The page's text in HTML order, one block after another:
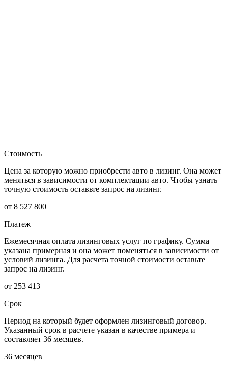
Стоимость
Цена за которую можно приобрести авто в лизинг. Она может
меняться в зависимости от комплектации авто. Чтобы узнать
точную стоимость оставьте запрос на лизинг.
от 8 527 800
Платеж
Ежемесячная оплата лизинговых услуг по графику. Сумма
указана примерная и она может поменяться в зависимости от
условий лизинга. Для расчета точной стоимости оставьте
запрос на лизинг.
от 253 413
Срок
Период на который будет оформлен лизинговый договор.
Указанный срок в расчете указан в качестве примера и
составляет 36 месяцев.
36 месяцев